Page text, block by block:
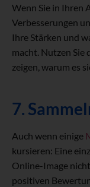
Wenn Sie in Ihren
Verbesserungen
Ihre Stärken und
macht. Nutzen Sie
zeigen, warum es
7.
Auch wenn einige
kursieren: Eine
Online-Image
positiven